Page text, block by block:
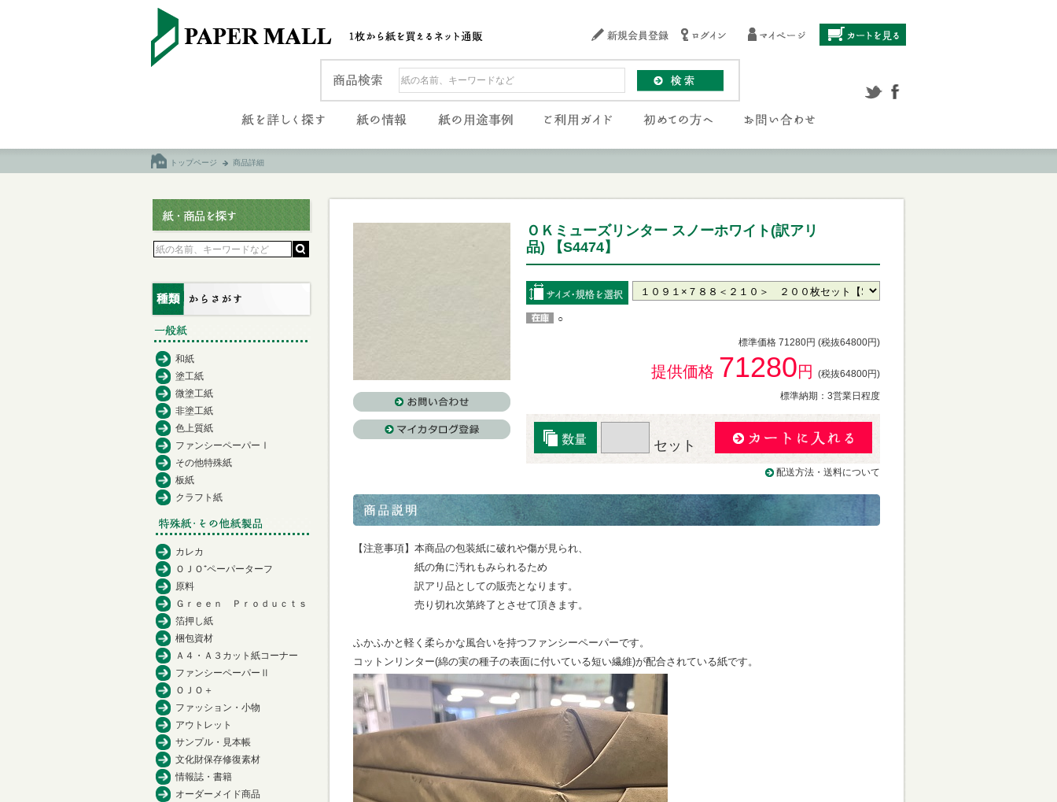
トップページ 商品詳細
ＯＫミューズリンター スノーホワイト(訳アリ
品) 【S4474】
○
標準価格 71280円 (税抜64800円)
提供価格 71280円
(税抜64800円)
標準納期：3営業日程度
セット
配送方法・送料について
【注意事項】本商品の包装紙に破れや傷が見られ、
紙の角に汚れもみられるため
訳アリ品としての販売となります。
売り切れ次第終了とさせて頂きます。
ふかふかと軽く柔らかな風合いを持つファンシーペーパーです。
コットンリンター(綿の実の種子の表面に付いている短い繊維)が配合されている紙です。
和紙
塗工紙
微塗工紙
非塗工紙
色上質紙
ファンシーペーパーⅠ
その他特殊紙
板紙
クラフト紙
カレカ
ＯＪＯ⁺ペーパーターフ
原料
Ｇｒｅｅｎ Ｐｒｏｄｕｃｔｓ
箔押し紙
梱包資材
Ａ４・Ａ３カット紙コーナー
ファンシーペーパーⅡ
ＯＪＯ＋
ファッション・小物
アウトレット
サンプル・見本帳
文化財保存修復素材
情報誌・書籍
オーダーメイド商品